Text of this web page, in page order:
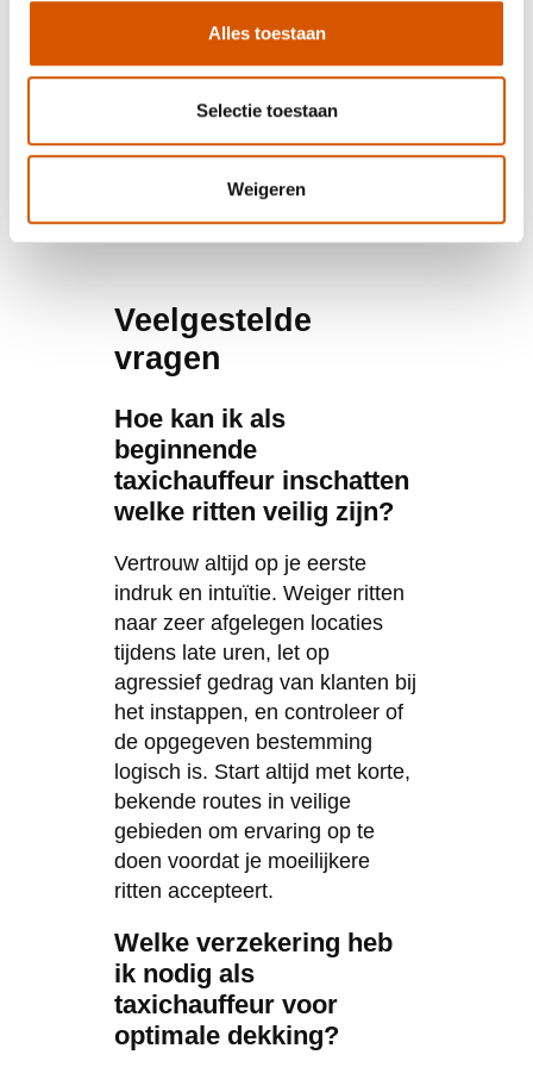
Alles toestaan
Selectie toestaan
Weigeren
veiligheidsprotocollen, defensief rijden en
omgaan met moeilijke situaties. Onze ervaren
instructeurs bereiden je voor op alle aspecten
en persoonlijke veiligheid. Voor meer
informatie over onze opleidingsprogramma’s
en begeleiding kun jecontact met ons
Veelgestelde
vragen
Hoe kan ik als
beginnende
taxichauffeur inschatten
welke ritten veilig zijn?
Vertrouw altijd op je eerste
indruk en intuïtie. Weiger ritten
naar zeer afgelegen locaties
tijdens late uren, let op
agressief gedrag van klanten bij
het instappen, en controleer of
de opgegeven bestemming
logisch is. Start altijd met korte,
bekende routes in veilige
gebieden om ervaring op te
doen voordat je moeilijkere
ritten accepteert.
Welke verzekering heb
ik nodig als
taxichauffeur voor
optimale dekking?